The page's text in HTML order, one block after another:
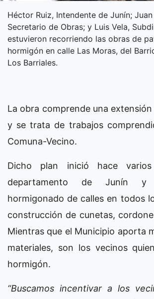
Héctor Ruiz, Intendente de Junín;
Secretario de Obras; y Luis Vela,
estuvieron recorriendo las obras de
hormigón en calle Las Moras, del
Los Barriales.
La obra comprende una
y se trata de trabajos
Comuna-Vecino.
Dicho plan inició hace
departamento de Junín
hormigonado de calles en todos
construcción de cunetas,
Mientras que el Municipio aporta
materiales, son los vecinos
hormigón.
“Buscamos incentivar a los